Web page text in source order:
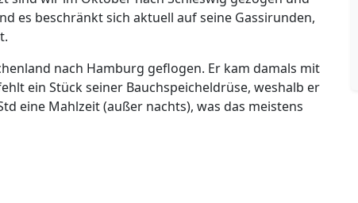
es beschränkt sich aktuell auf seine Gassirunden,
nach Hamburg geflogen. Er kam damals mit
ein Stück seiner Bauchspeicheldrüse, weshalb er
eine Mahlzeit (außer nachts), was das meistens